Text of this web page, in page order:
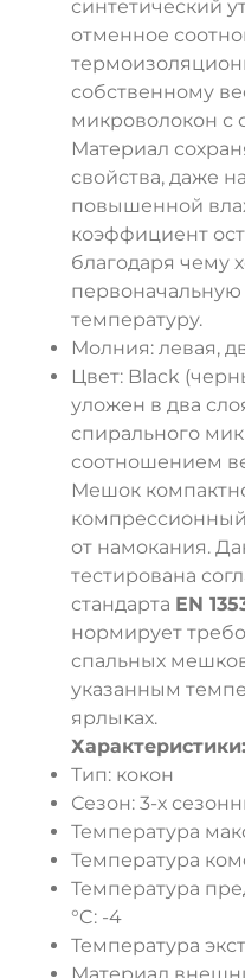
синтетический
отменное
собственному
микроволокон с
Материал
свойства, даже
повышенной
коэффициент
благодаря чему
температуру.
Молния: левая,
Цвет: Black
уложен в два
спирального
соотношением
Мешок
от намокания.
тестирована
стандарта EN
нормирует
спальных
указанным
ярлыках.
Характеристики:
Тип: кокон
Сезон: 3-х
Температура
Температура
Температура
°C: -4
Температура